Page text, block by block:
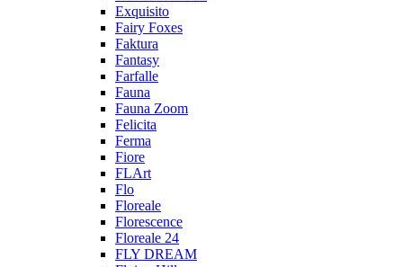
Exquisito
Fairy Foxes
Faktura
Fantasy
Farfalle
Fauna
Fauna Zoom
Felicita
Ferma
Fiore
FLArt
Flo
Floreale
Florescence
Floreale 24
FLY DREAM